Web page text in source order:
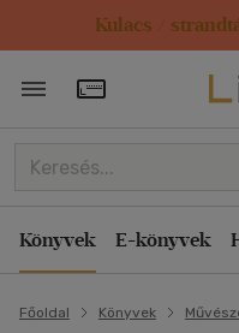
Kulacs /
Törzsvásárlói
Könyvek E-könyvek
Főoldal Könyvek